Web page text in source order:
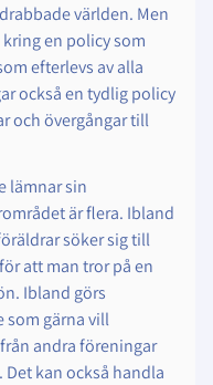
världen. Men
en policy som
efterlevs av alla
också en tydlig policy
och övergångar till
lämnar sin
är flera. Ibland
söker sig till
att man tror på en
Ibland görs
som gärna vill
andra föreningar
kan också handla